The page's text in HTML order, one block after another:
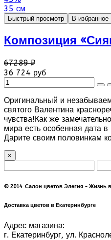
35 см
Быстрый просмотр В избранное
Композиция
67289 ₽
36 724 руб
Оригинальный и
святого Валентина
чувства!Как же
мира есть особенная дата
Дарите своим половинкам
×
© 2014 Салон цветов Элегия - Жизнь
Доставка цветов в Екатеринбурге
Адрес магазина:
г. Екатеринбург, ул.